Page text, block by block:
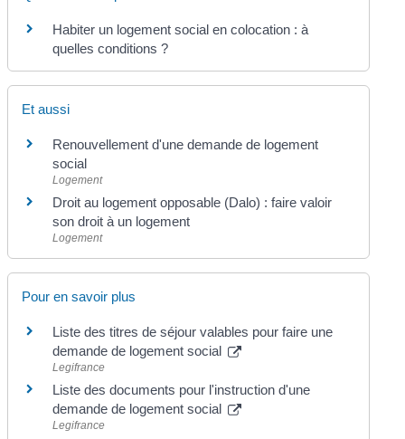
Habiter un logement social en colocation : à
quelles conditions ?
Et aussi
Renouvellement d'une demande de logement
social
Logement
Droit au logement opposable (Dalo) : faire valoir
son droit à un logement
Logement
Pour en savoir plus
Liste des titres de séjour valables pour faire une
demande de logement social
Legifrance
Liste des documents pour l'instruction d'une
demande de logement social
Legifrance